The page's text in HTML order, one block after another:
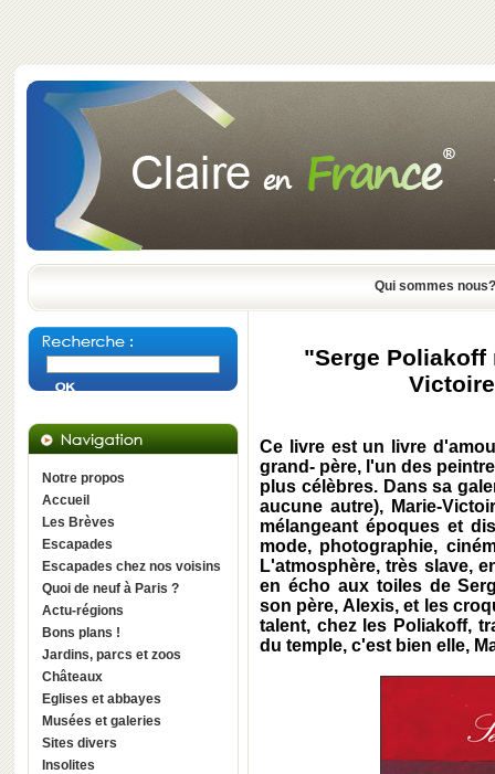
Qui sommes nous?
Notre propos
Accueil
Les Brèves
Escapades
Escapades chez nos voisins
Quoi de neuf à Paris ?
Actu-régions
Bons plans !
Jardins, parcs et zoos
Châteaux
Eglises et abbayes
Musées et galeries
Sites divers
Insolites
"Serge Poliakoff
Ce livre est un livre
grand- père, l'un des
plus célèbres. Dans sa
aucune autre), Marie-
mélangeant époques et
mode, photographie,
L'atmosphère, très slave,
en écho aux toiles de
son père, Alexis, et les
talent, chez les Poliakoff,
du temple, c'est bien elle,